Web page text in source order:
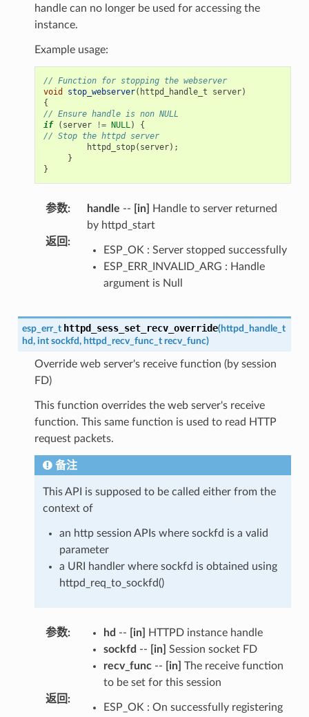
handle can no longer be used for accessing the
instance.
Example usage:
// Function for stopping the webserver
void
stop_webserver( httpd_handle_t server)
{
// Ensure handle is non NULL
if
( server != NULL)
{
// Stop the httpd server
httpd_stop( server);
}
}
参数: handle -- [in]
Handle to server returned
by httpd_start
返回 :
ESP_OK : Server stopped successfully
ESP_ERR_INVALID_ARG : Handle
argument is Null
esp_err_t httpd_sess_set_recv_override(httpd_handle_t
hd, int sockfd, httpd_recv_func_t recv_func)
Override web server's receive function (by session
FD)
This function overrides the web server's receive
function. This same function is used to read HTTP
request packets.
备注
This API is supposed to be called either from the
context of
an http session APIs where sockfd is a valid
parameter
a URI handler where sockfd is obtained using
httpd_req_to_sockfd()
参数: hd -- [in]
HTTPD instance handle
sockfd -- [in] Session socket FD
recv_func-- [in] The receive function
to be set for this session
返回 :
ESP_OK : On successfully registering